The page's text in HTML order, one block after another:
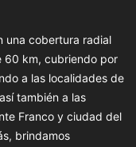
una cobertura radial
60 km, cubriendo por
a las localidades de
también a las
Franco y ciudad del
brindamos